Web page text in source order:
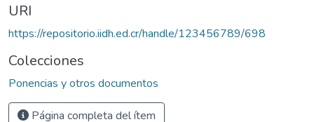
URI
https://repositorio.iidh.ed.cr/handle/123456789/698
Colecciones
Ponencias y otros documentos
Página completa del ítem